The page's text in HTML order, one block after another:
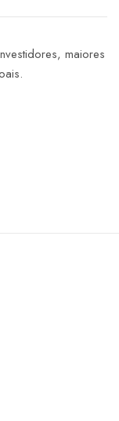
maiores